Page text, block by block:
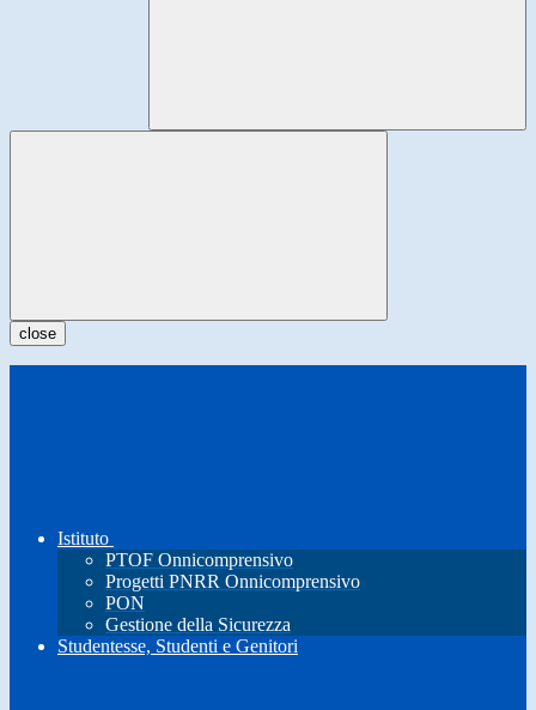
close
Istituto
PTOF Onnicomprensivo
Progetti PNRR Onnicomprensivo
PON
Gestione della Sicurezza
Studentesse, Studenti e Genitori